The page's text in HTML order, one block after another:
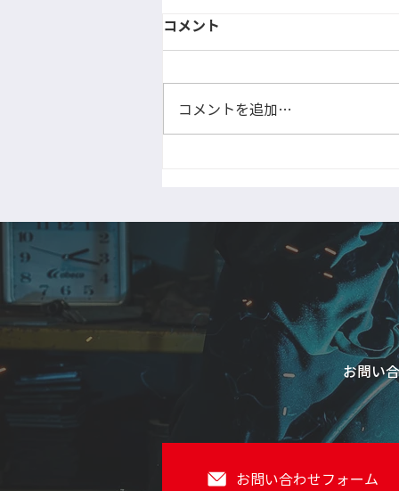
柱を大組中です
コメント
コメントを追加…
お問い
お問い合わせフォーム